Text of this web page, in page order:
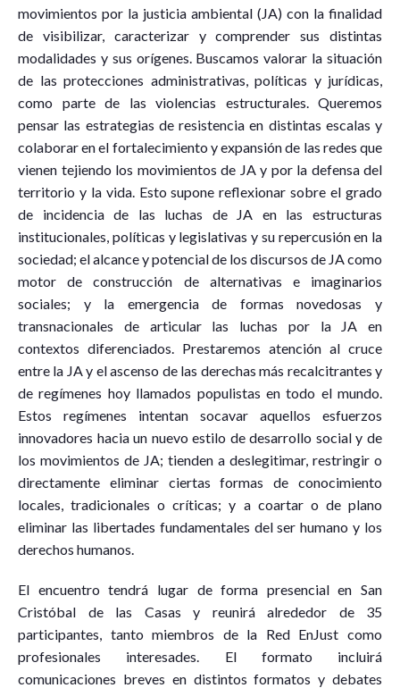
movimientos por la justicia ambiental (JA) con la finalidad
de visibilizar, caracterizar y comprender sus distintas
modalidades y sus orígenes. Buscamos valorar la situación
de las protecciones administrativas, políticas y jurídicas,
como parte de las violencias estructurales. Queremos
pensar las estrategias de resistencia en distintas escalas y
colaborar en el fortalecimiento y expansión de las redes que
vienen tejiendo los movimientos de JA y por la defensa del
territorio y la vida. Esto supone reflexionar sobre el grado
de incidencia de las luchas de JA en las estructuras
institucionales, políticas y legislativas y su repercusión en la
sociedad; el alcance y potencial de los discursos de JA como
motor de construcción de alternativas e imaginarios
sociales; y la emergencia de formas novedosas y
transnacionales de articular las luchas por la JA en
contextos diferenciados. Prestaremos atención al cruce
entre la JA y el ascenso de las derechas más recalcitrantes y
de regímenes hoy llamados populistas en todo el mundo.
Estos regímenes intentan socavar aquellos esfuerzos
innovadores hacia un nuevo estilo de desarrollo social y de
los movimientos de JA; tienden a deslegitimar, restringir o
directamente eliminar ciertas formas de conocimiento
locales, tradicionales o críticas; y a coartar o de plano
eliminar las libertades fundamentales del ser humano y los
derechos humanos.
El encuentro tendrá lugar de forma presencial en San
Cristóbal de las Casas y reunirá alrededor de 35
participantes, tanto miembros de la Red EnJust como
profesionales interesades. El formato incluirá
comunicaciones breves en distintos formatos y debates